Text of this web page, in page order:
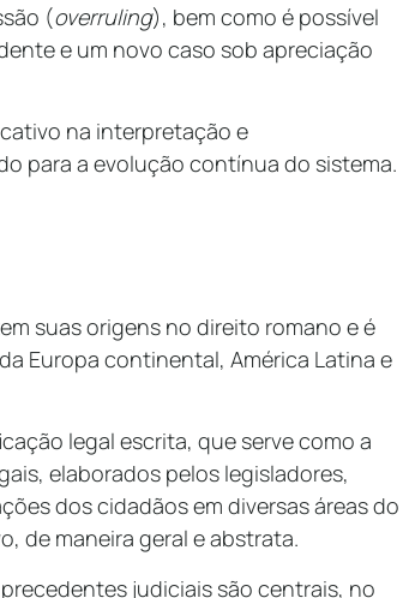
(overruling), bem como é possível
e um novo caso sob apreciação
na interpretação e
para a evolução contínua do sistema.
suas origens no direito romano e é
Europa continental, América Latina e
legal escrita, que serve como a
elaborados pelos legisladores,
dos cidadãos em diversas áreas do
de maneira geral e abstrata.
judiciais são centrais, no